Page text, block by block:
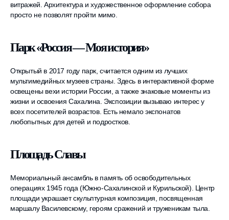
витражей. Архитектура и художественное оформление собора
просто не позволят пройти мимо.
Парк «Россия — Моя история»
Открытый в 2017 году парк, считается одним из лучших
мультимедийных музеев страны. Здесь в интерактивной форме
освещены вехи истории России, а также знаковые моменты из
жизни и освоения Сахалина. Экспозиции вызываю интерес у
всех посетителей возрастов. Есть немало экспонатов
любопытных для детей и подростков.
Площадь Славы
Мемориальный ансамбль в память об освободительных
операциях 1945 года (Южно-Сахалинской и Курильской). Центр
площади украшает скульптурная композиция, посвященная
маршалу Василевскому, героям сражений и труженикам тыла.